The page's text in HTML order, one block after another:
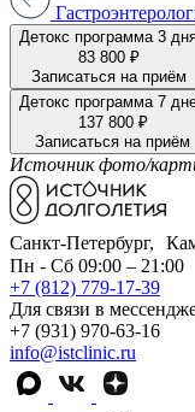
Детокс программа 3
83 800 ₽
Записаться на приём
Детокс программа 7
137 800 ₽
Записаться на приём
Источник фото/
Санкт-Петербург,
Пн - Сб 09:00 – 21:00
+7 (812) 779-17-39
Для связи в
+7 (931) 970-63-16
info@istclinic.ru